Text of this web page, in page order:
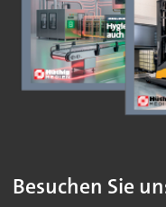
Besuchen Sie